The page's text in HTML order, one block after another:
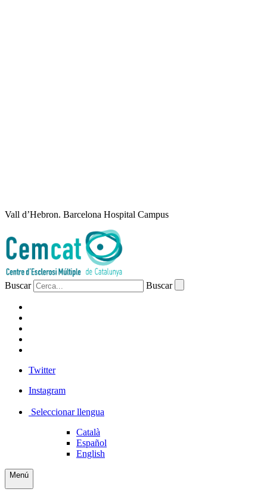
Vall d’Hebron. Barcelona Hospital Campus
Buscar Buscar
Twitter
Instagram
Seleccionar llengua
Català
Español
English
Menú